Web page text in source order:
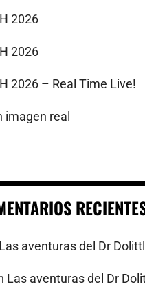
2026
2026
2026 – Real Time Live!
imagen real
Las aventuras del Dr
Las aventuras del Dr